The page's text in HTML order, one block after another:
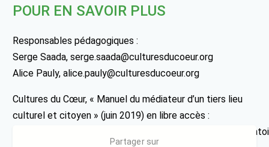
POUR EN SAVOIR PLUS
Responsables pédagogiques :
Serge Saada, serge.saada@culturesducoeur.org
Alice Pauly, alice.pauly@culturesducoeur.org
Cultures du Cœur, « Manuel du médiateur d’un tiers lieu
culturel et citoyen » (juin 2019) en libre accès :
https://www.culturesducoeur.org/Content/
Partager sur